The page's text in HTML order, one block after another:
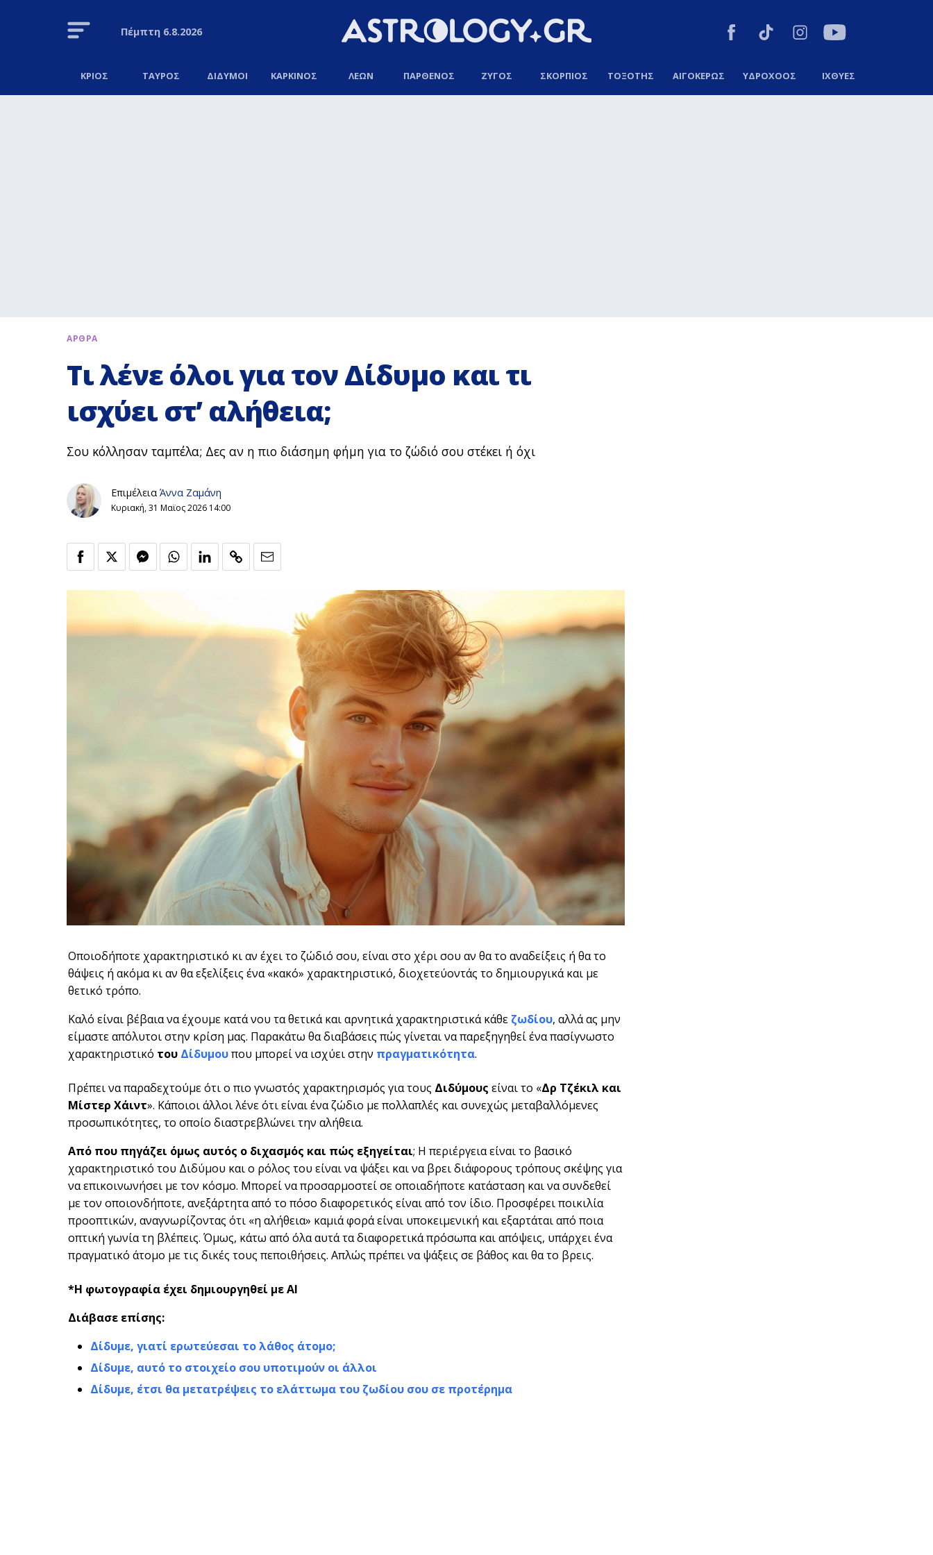
Πέμπτη6.8.2026
ΚΡΙΟΣ ΤΑΥΡΟΣ ΔΙΔΥΜΟΙ ΚΑΡΚΙΝΟΣ ΛΕΩΝ ΠΑΡΘΕΝΟΣ ΖΥΓΟΣ ΣΚΟΡΠΙΟΣ ΤΟΞΟΤΗΣ ΑΙΓΟΚΕΡΩΣ ΥΔΡΟΧΟΟΣ ΙΧΘΥΕΣ
ΑΡΘΡΑ
Τι λένε όλοι για τον Δίδυμο και τι
ισχύει στ’ αλήθεια;
Σου κόλλησαν ταμπέλα; Δες αν η πιο διάσημη φήμη για το ζώδιό σου στέκει ή όχι
Επιμέλεια Άννα Ζαμάνη
Κυριακή, 31 Μαϊος 2026 14:00
Οποιοδήποτε χαρακτηριστικό κι αν έχει το ζώδιό σου, είναι στο χέρι σου αν θα το αναδείξεις ή θα το
θάψεις ή ακόμα κι αν θα εξελίξεις ένα «κακό» χαρακτηριστικό, διοχετεύοντάς το δημιουργικά και με
θετικό τρόπο.
Καλό είναι βέβαια να έχουμε κατά νου τα θετικά και αρνητικά χαρακτηριστικά κάθε ζωδίου, αλλά ας μην
είμαστε απόλυτοι στην κρίση μας. Παρακάτω θα διαβάσεις πώς γίνεται να παρεξηγηθεί ένα πασίγνωστο
χαρακτηριστικό του Δίδυμουπου μπορεί να ισχύει στην πραγματικότητα.
Πρέπει να παραδεχτούμε ότι ο πιο γνωστός χαρακτηρισμός για τους Διδύμους είναι το «Δρ Τζέκιλ και
Μίστερ Χάιντ». Κάποιοι άλλοι λένε ότι είναι ένα ζώδιο με πολλαπλές και συνεχώς μεταβαλλόμενες
προσωπικότητες, το οποίο διαστρεβλώνει την αλήθεια.
Από που πηγάζει όμως αυτός ο διχασμός και πώς εξηγείται; Η περιέργεια είναι το βασικό
χαρακτηριστικό του Διδύμου και ο ρόλος του είναι να ψάξει και να βρει διάφορους τρόπους σκέψης για
να επικοινωνήσει με τον κόσμο. Μπορεί να προσαρμοστεί σε οποιαδήποτε κατάσταση και να συνδεθεί
με τον οποιονδήποτε, ανεξάρτητα από το πόσο διαφορετικός είναι από τον ίδιο. Προσφέρει ποικιλία
προοπτικών, αναγνωρίζοντας ότι «η αλήθεια» καμιά φορά είναι υποκειμενική και εξαρτάται από ποια
οπτική γωνία τη βλέπεις. Όμως, κάτω από όλα αυτά τα διαφορετικά πρόσωπα και απόψεις, υπάρχει ένα
πραγματικό άτομο με τις δικές τους πεποιθήσεις. Απλώς πρέπει να ψάξεις σε βάθος και θα το βρεις.
*Η φωτογραφία έχει δημιουργηθεί με AI
Διάβασε επίσης:
Δίδυμε, γιατί ερωτεύεσαι το λάθος άτομο;
Δίδυμε, αυτό το στοιχείο σου υποτιμούν οι άλλοι
Δίδυμε, έτσι θα μετατρέψεις το ελάττωμα του ζωδίου σου σε προτέρημα